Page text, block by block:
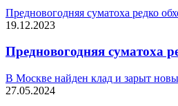
Предновогодняя суматоха редко
19.12.2023
Предновогодняя суматоха
В Москве найден клад и зарыт
27.05.2024